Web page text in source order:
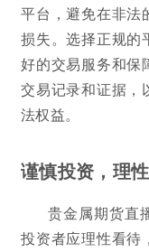
平台，避免在非法
损失。选择正规的
好的交易服务和保
交易记录和证据，
法权益。
谨慎投资，理
贵金属期货直
投资者应理性看待